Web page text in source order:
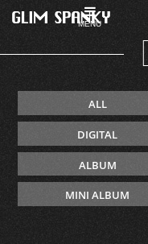
MENU
ALL
DIGITAL
ALBUM
MINI ALBUM